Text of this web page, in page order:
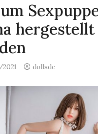
hergestellt
dollsde